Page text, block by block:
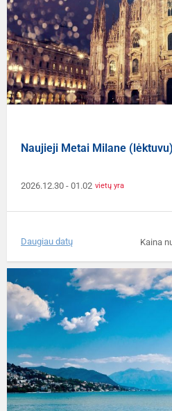
Naujieji Metai Milane
2026.12.30 - 01.02 vietų yra
Kaina
Daugiau datų